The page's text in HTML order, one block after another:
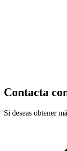
Contacta
Si deseas obtener